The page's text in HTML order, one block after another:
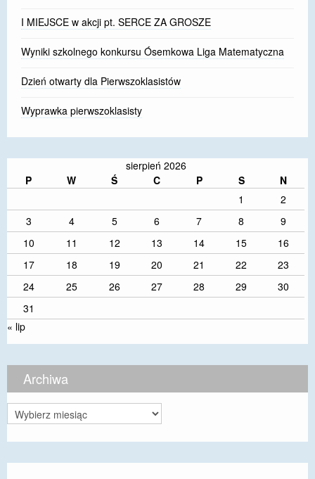
I MIEJSCE w akcji pt. SERCE ZA GROSZE
Wyniki szkolnego konkursu Ósemkowa Liga Matematyczna
Dzień otwarty dla Pierwszoklasistów
Wyprawka pierwszoklasisty
sierpień 2026
P
W Ś C P S
N
1
2
3
4 5 6 7 8
9
10
11 12 13 14 15
16
17
18 19 20 21 22
23
24
25 26 27 28 29
30
31
« lip
Archiwa
Archiwa